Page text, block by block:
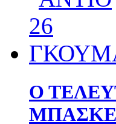
Ο